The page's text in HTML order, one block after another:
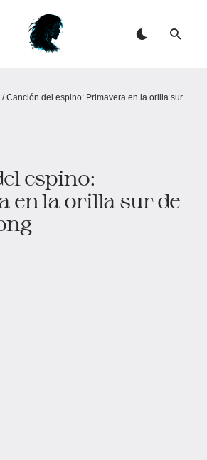
/Canción del espino: Primavera en la orilla sur
espino:
en la orilla sur de